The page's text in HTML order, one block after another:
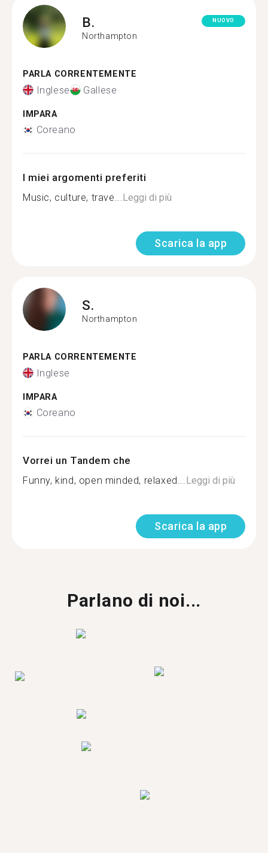
B.
Northampton
NUOVO
PARLA CORRENTEMENTE
Inglese Gallese
IMPARA
Coreano
I miei argomenti preferiti
Music, culture, trave...Leggi di più
Scarica la app
S.
Northampton
PARLA CORRENTEMENTE
Inglese
IMPARA
Coreano
Vorrei un Tandem che
Funny, kind, open minded, relaxed...Leggi di più
Scarica la app
Parlano di noi...